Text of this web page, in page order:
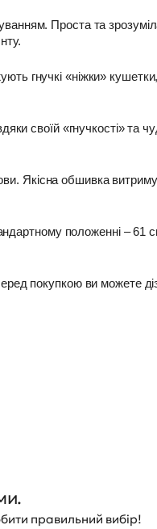
Проста та
гнучкі «ніжки» кушетки,
своїй «гнучкості» та
Якісна обшивка
положенні – 61
покупкою ви можете
правильний вибір!